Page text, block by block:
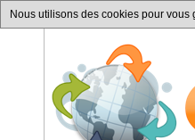
Nous utilisons des cookies pour